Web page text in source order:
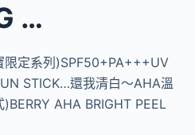
…
限定系列)SPF50+PA+++UV
STICK…還我清白～AHA溫
AHA BRIGHT PEEL